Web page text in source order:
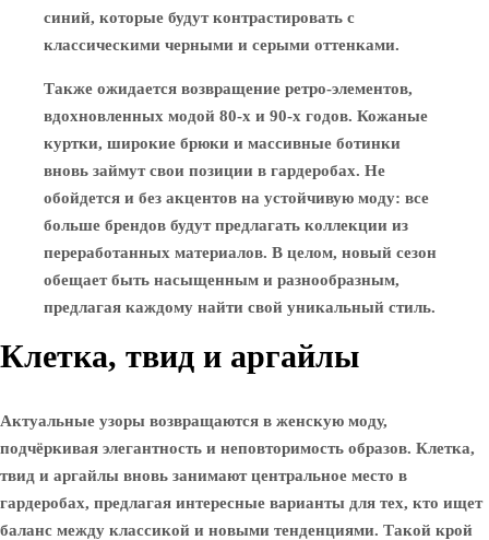
синий, которые будут контрастировать с
классическими черными и серыми оттенками.
Также ожидается возвращение ретро-элементов,
вдохновленных модой 80-х и 90-х годов. Кожаные
куртки, широкие брюки и массивные ботинки
вновь займут свои позиции в гардеробах. Не
обойдется и без акцентов на устойчивую моду: все
больше брендов будут предлагать коллекции из
переработанных материалов. В целом, новый сезон
обещает быть насыщенным и разнообразным,
предлагая каждому найти свой уникальный стиль.
Клетка, твид и аргайлы
Актуальные узоры возвращаются в женскую моду,
подчёркивая элегантность и неповторимость образов. Клетка,
твид и аргайлы вновь занимают центральное место в
гардеробах, предлагая интересные варианты для тех, кто ищет
баланс между классикой и новыми тенденциями. Такой крой